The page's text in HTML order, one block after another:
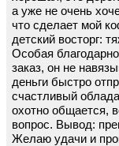
а уже не очень
что сделает мой
детский восторг:
Особая
заказ, он не
деньги быстро
счастливый
охотно общается,
вопрос. Вывод:
Желаю удачи и